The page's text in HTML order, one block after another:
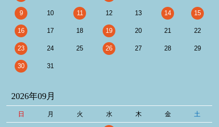
9 10 11 12 13 14 15
16 17 18 19 20 21 22
23 24 25 26 27 28 29
30 31
2026年09月
日 月 火 水 木 金 土